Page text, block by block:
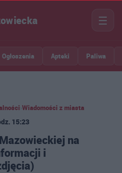
☰
Ogłoszenia Apteki Paliwa
Wiadomości z miasta
15:23
na
i